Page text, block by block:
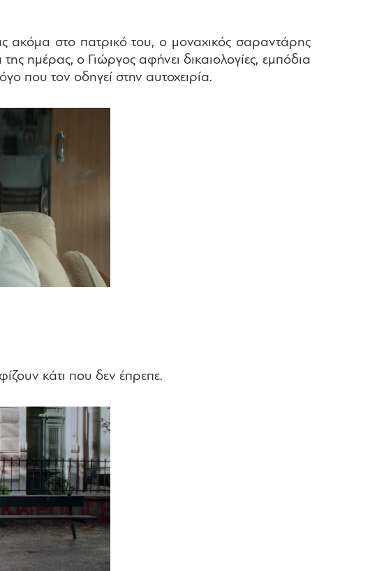
ακόμα στο πατρικό του, ο μοναχικός σαραντάρης
ημέρας, ο Γιώργος αφήνει δικαιολογίες, εμπόδια
που τον οδηγεί στην αυτοχειρία.
κάτι που δεν έπρεπε.